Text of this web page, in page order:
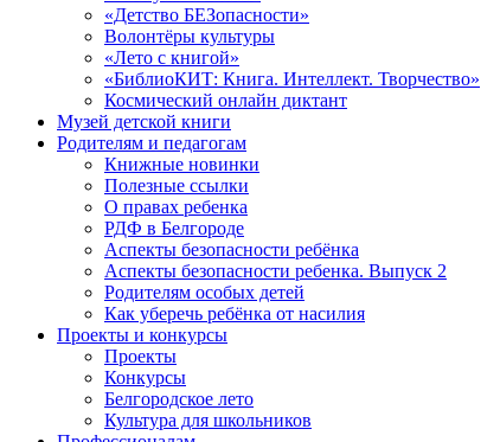
«Детство БЕЗопасности»
Волонтёры культуры
«Лето с книгой»
«БиблиоКИТ: Книга. Интеллект. Творчество»
Космический онлайн диктант
Музей детской книги
Родителям и педагогам
Книжные новинки
Полезные ссылки
О правах ребенка
РДФ в Белгороде
Аспекты безопасности ребёнка
Аспекты безопасности ребенка. Выпуск 2
Родителям особых детей
Как уберечь ребёнка от насилия
Проекты и конкурсы
Проекты
Конкурсы
Белгородское лето
Культура для школьников